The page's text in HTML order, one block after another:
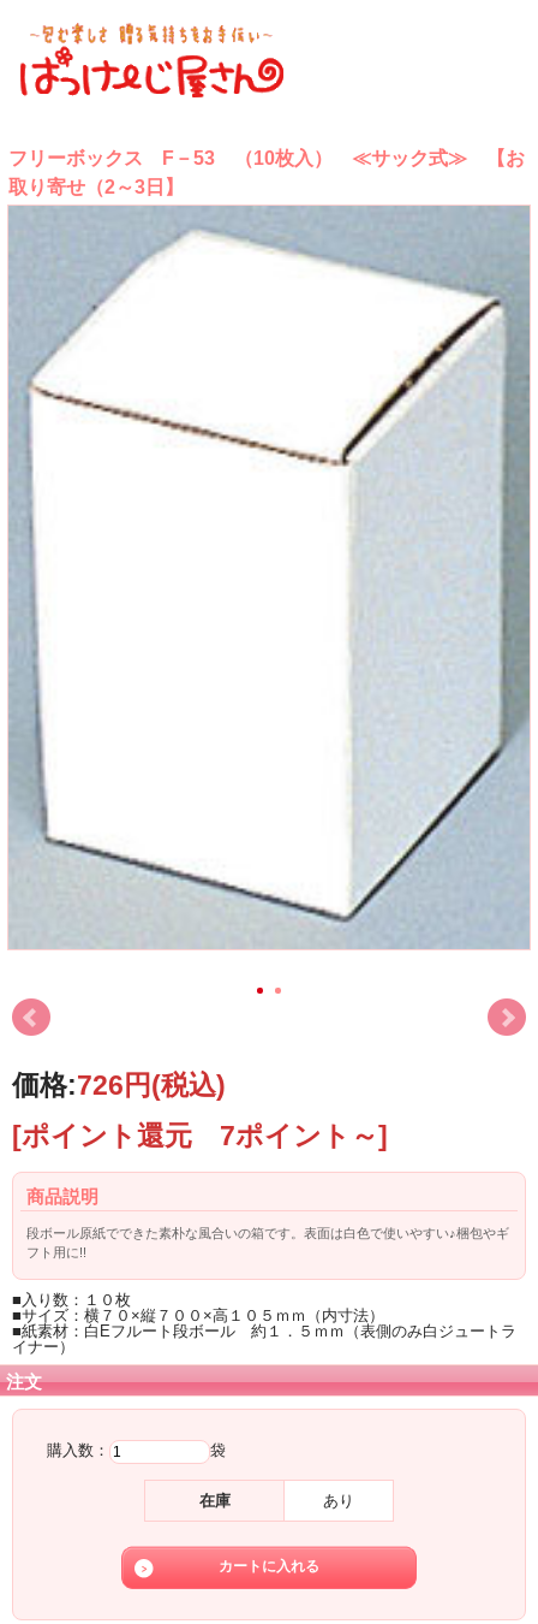
フリーボックス F－53 （10枚入） ≪サック式≫ 【お
取り寄せ（2～3日】
価格:726円(税込)
[ポイント還元 7ポイント～]
商品説明
段ボール原紙でできた素朴な風合いの箱です。表面は白色で使いやすい♪梱包やギ
フト用に!!
■入り数：１０枚
■サイズ：横７０×縦７００×高１０５ｍｍ（内寸法）
■紙素材：白Eフルート段ボール 約１．５ｍｍ（表側のみ白ジュートラ
イナー）
注文
購入数： 袋
在庫 あり